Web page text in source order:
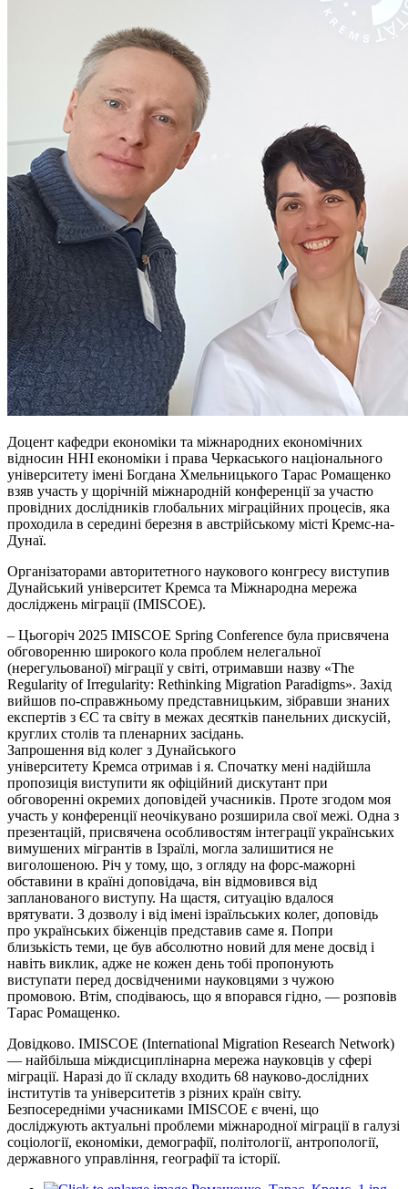
Доцент кафедри економіки та міжнародних економічних
відносин ННІ економіки і права Черкаського національного
університету імені Богдана Хмельницького Тарас Ромащенко
взяв участь у щорічній міжнародній конференції за участю
провідних дослідників глобальних міграційних процесів, яка
проходила в середині березня в австрійському місті Кремс-на-
Дунаї.
Організаторами авторитетного наукового конгресу виступив
Дунайський університет Кремса та Міжнародна мережа
досліджень міграції (IMISCOE).
– Цьогоріч 2025 IMISCOE Spring Conference була присвячена
обговоренню широкого кола проблем нелегальної
(нерегульованої) міграції у світі, отримавши назву «The
Regularity of Irregularity: Rethinking Migration Paradigms». Захід
вийшов по-справжньому представницьким, зібравши знаних
експертів з ЄС та світу в межах десятків панельних дискусій,
круглих столів та пленарних засідань.
Запрошення від колег з Дунайського
університету Кремса отримав і я. Спочатку мені надійшла
пропозиція виступити як офіційний дискутант при
обговоренні окремих доповідей учасників. Проте згодом моя
участь у конференції неочікувано розширила свої межі. Одна з
презентацій, присвячена особливостям інтеграції українських
вимушених мігрантів в Ізраїлі, могла залишитися не
виголошеною. Річ у тому, що, з огляду на форс-мажорні
обставини в країні доповідача, він відмовився від
запланованого виступу. На щастя, ситуацію вдалося
врятувати. З дозволу і від імені ізраїльських колег, доповідь
про українських біженців представив саме я. Попри
близькість теми, це був абсолютно новий для мене досвід і
навіть виклик, адже не кожен день тобі пропонують
виступати перед досвідченими науковцями з чужою
промовою. Втім, сподіваюсь, що я впорався гідно, — розповів
Тарас Ромащенко.
Довідково. IMISCOE (International Migration Research Network)
— найбільша міждисциплінарна мережа науковців у сфері
міграції. Наразі до її складу входить 68 науково-дослідних
інститутів та університетів з різних країн світу.
Безпосередніми учасниками IMISCOE є вчені, що
досліджують актуальні проблеми міжнародної міграції в галузі
соціології, економіки, демографії, політології, антропології,
державного управління, географії та історії.